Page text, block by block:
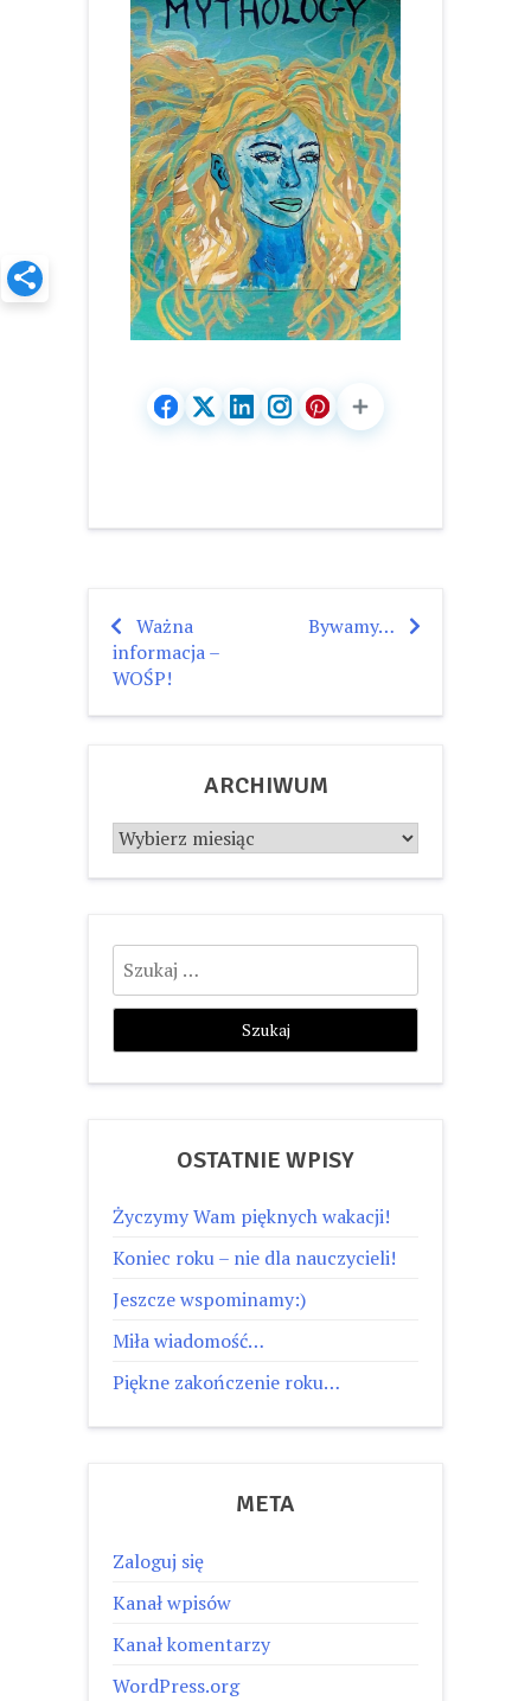
Nawigacja
wpisu
Ważna
informacja –
WOŚP!
Bywamy…
ARCHIWUM
Archiwum
Szukaj:
OSTATNIE WPISY
Życzymy Wam pięknych wakacji!
Koniec roku – nie dla nauczycieli!
Jeszcze wspominamy:)
Miła wiadomość…
Piękne zakończenie roku…
META
Zaloguj się
Kanał wpisów
Kanał komentarzy
WordPress.org